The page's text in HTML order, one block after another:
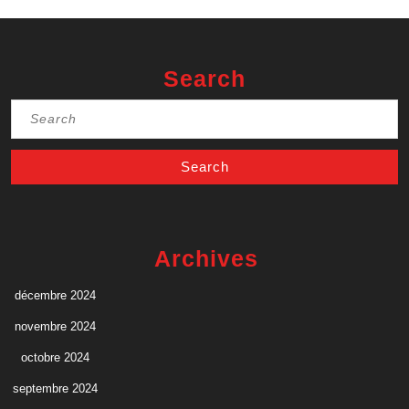
Search
Archives
décembre 2024
novembre 2024
octobre 2024
septembre 2024